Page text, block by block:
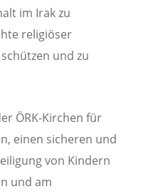
im Irak zu
religiöser
und zu
ÖRK-Kirchen für
einen sicheren und
von Kindern
und am